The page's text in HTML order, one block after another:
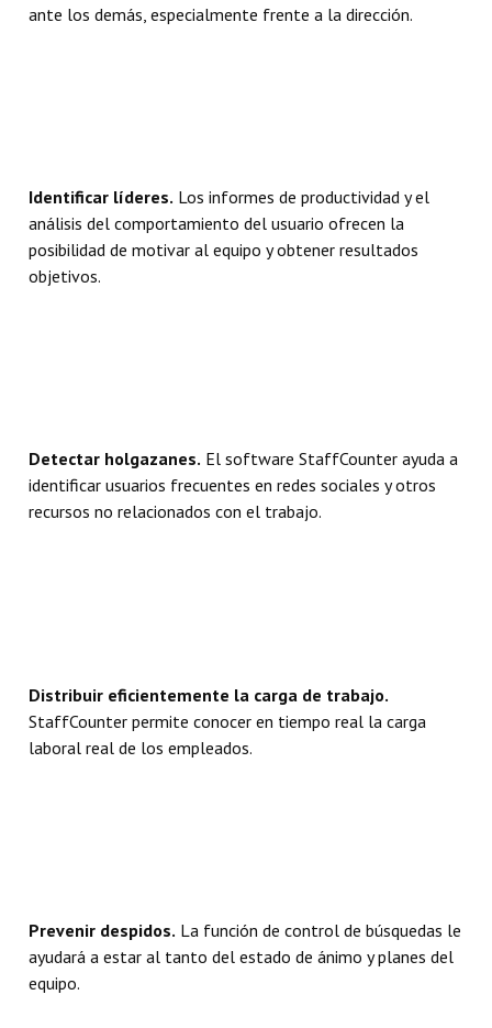
ante los demás, especialmente frente a la dirección.
Identificar líderes. Los informes de productividad y el
análisis del comportamiento del usuario ofrecen la
posibilidad de motivar al equipo y obtener resultados
objetivos.
Detectar holgazanes. El software StaffCounter ayuda a
identificar usuarios frecuentes en redes sociales y otros
recursos no relacionados con el trabajo.
Distribuir eficientemente la carga de trabajo.
StaffCounter permite conocer en tiempo real la carga
laboral real de los empleados.
Prevenir despidos. La función de control de búsquedas le
ayudará a estar al tanto del estado de ánimo y planes del
equipo.